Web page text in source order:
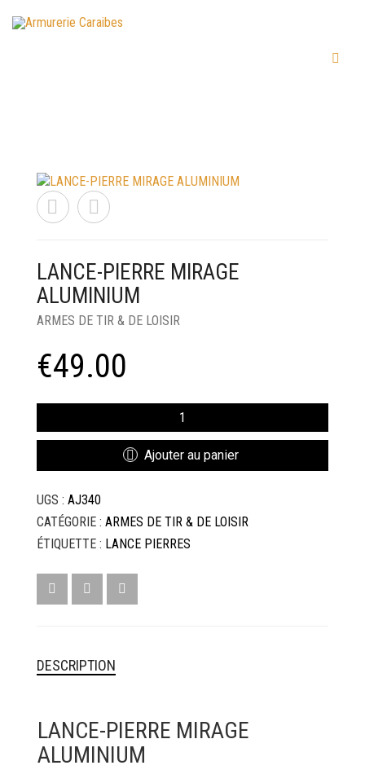
LANCE-PIERRE MIRAGE
ALUMINIUM
ARMES DE TIR & DE LOISIR
€49.00
DE
ALUMINIUM
Ajouter au panier
UGS : AJ340
CATÉGORIE : ARMES DE TIR & DE LOISIR
ÉTIQUETTE : LANCE PIERRES
DESCRIPTION
LANCE-PIERRE MIRAGE
ALUMINIUM